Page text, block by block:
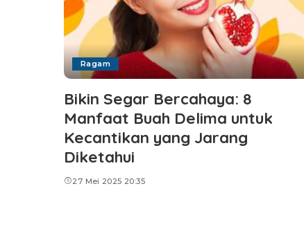
Ragam
Bikin Segar Bercahaya: 8
Manfaat Buah Delima untuk
Kecantikan yang Jarang
Diketahui
27 Mei 2025 20:35